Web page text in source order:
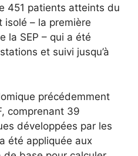
451 patients atteints du
isolé – la première
la SEP – qui a été
et suivi jusqu’à
précédemment
comprenant 39
développées par les
été appliquée aux